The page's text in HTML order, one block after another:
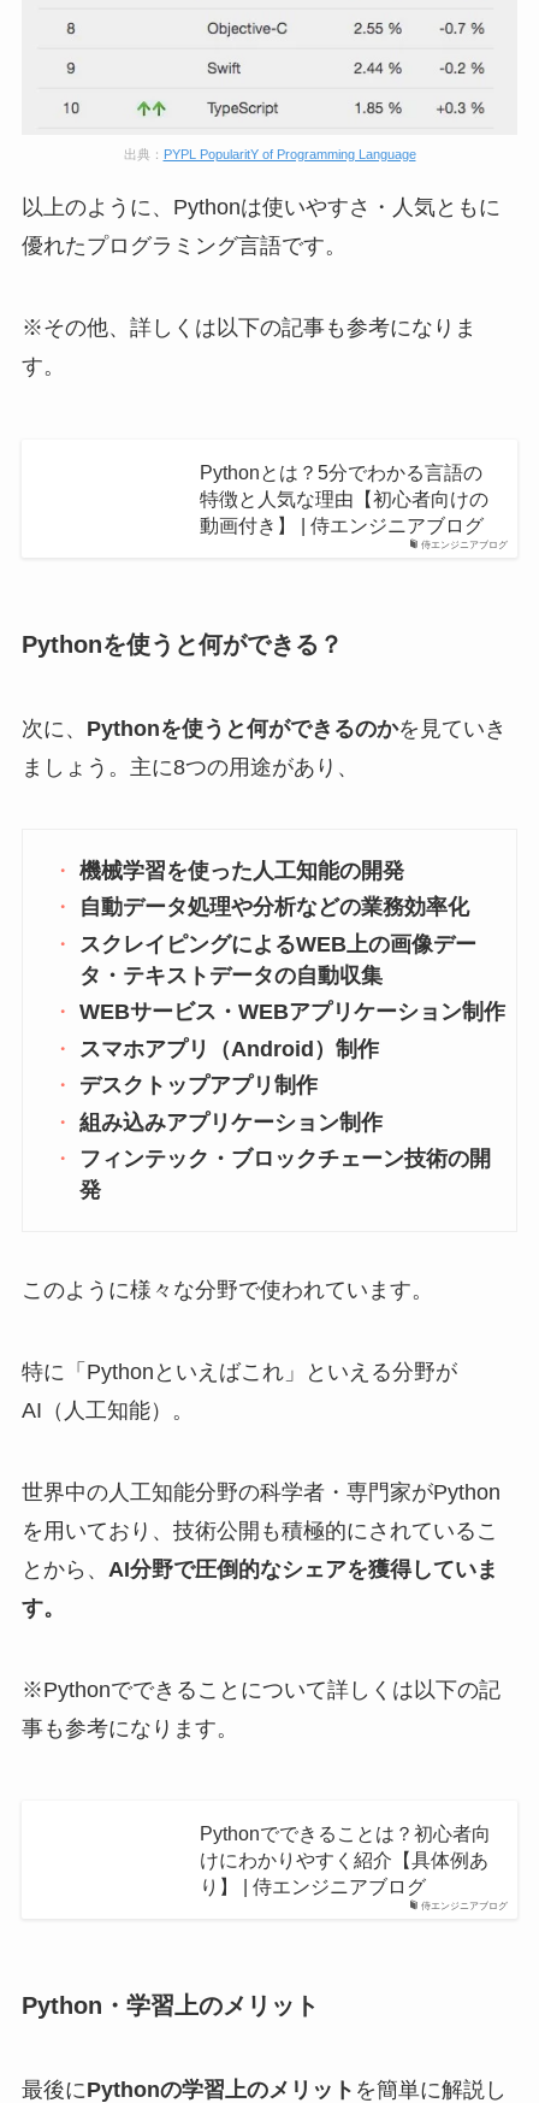
出典： PYPL PopularitY of Programming Language
以上のように、Pythonは使いやすさ・人気ともに
優れたプログラミング言語です。
※その他、詳しくは以下の記事も参考になりま
す。
侍エンジニアブログ
Pythonとは？5分でわかる言語の
特徴と人気な理由【初心者向けの
動画付き】 | 侍エンジニアブログ
Pythonを使うと何ができる？
次に、 Pythonを使うと何ができるのかを見ていき
ましょう。主に8つの用途があり、
機械学習を使った人工知能の開発
自動データ処理や分析などの業務効率化
スクレイピングによるWEB上の画像デー
タ・テキストデータの自動収集
WEBサービス・WEBアプリケーション制作
スマホアプリ（Android）制作
デスクトップアプリ制作
組み込みアプリケーション制作
フィンテック・ブロックチェーン技術の開
発
このように様々な分野で使われています。
特に「Pythonといえばこれ」といえる分野が
AI（人工知能）。
世界中の人工知能分野の科学者・専門家がPython
を用いており、技術公開も積極的にされているこ
とから、 AI分野で圧倒的なシェアを獲得していま
す。
※Pythonでできることについて詳しくは以下の記
事も参考になります。
侍エンジニアブログ
Pythonでできることは？初心者向
けにわかりやすく紹介【具体例あ
り】 | 侍エンジニアブログ
Python・学習上のメリット
最後にPythonの学習上のメリット を簡単に解説し